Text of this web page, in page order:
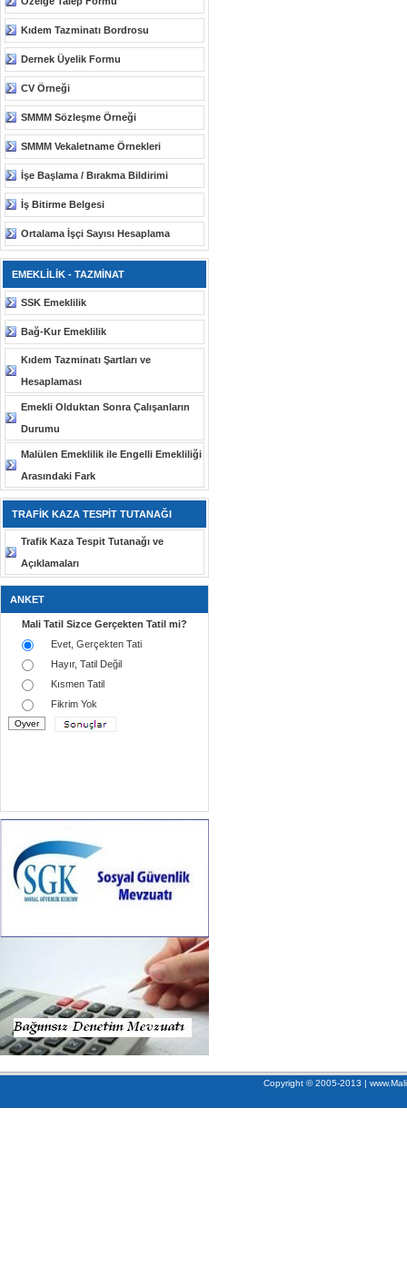
Kıdem Tazminatı Bordrosu
Dernek Üyelik Formu
CV Örneği
SMMM Sözleşme Örneği
SMMM Vekaletname Örnekleri
İşe Başlama / Bırakma Bildirimi
İş Bitirme Belgesi
Ortalama İşçi Sayısı Hesaplama
EMEKLİLİK - TAZMİNAT
SSK Emeklilik
Bağ-Kur Emeklilik
Kıdem Tazminatı Şartları ve
Hesaplaması
Emekli Olduktan Sonra Çalışanların
Durumu
Malülen Emeklilik ile Engelli Emekliliği
Arasındaki Fark
TRAFİK KAZA TESPİT TUTANAĞI
Trafik Kaza Tespit Tutanağı ve
Açıklamaları
ANKET
Copyright © 2005-2013 |